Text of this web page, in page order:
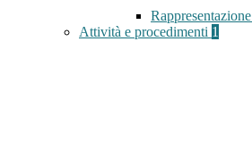
Attività e procedimenti 1